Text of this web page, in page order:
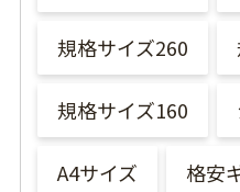
規格サイズ260
規格サイズ160
A4サイズ 格安